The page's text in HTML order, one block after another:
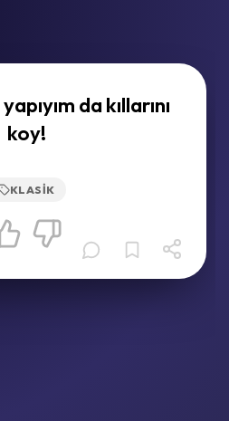
da kıllarını
koy!
KLASIK